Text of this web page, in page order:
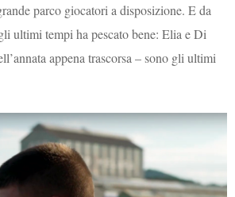
parco giocatori a disposizione. E da
ultimi tempi ha pescato bene: Elia e Di
appena trascorsa – sono gli ultimi